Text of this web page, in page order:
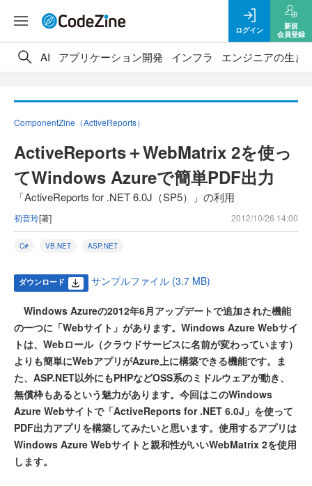
ログイン
新規
会員登録
AI アプリケーション開発 インフラ エンジニアの生き
ComponentZine（ActiveReports）
ActiveReports＋WebMatrix 2を使っ
てWindows Azureで簡単PDF出力
「ActiveReports for .NET 6.0J（SP5）」の利用
初音玲[著] 2012/10/26 14:00
C# VB.NET ASP.NET
ダウンロード サンプルファイル (3.7 MB)
Windows Azureの2012年6月アップデートで追加された機能
の一つに「Webサイト」があります。Windows Azure Webサイ
トは、Webロール（クラウドサービスに名前が変わっています）
よりも簡単にWebアプリがAzure上に構築できる機能です。ま
た、ASP.NET以外にもPHPなどOSS系のミドルウェアが動き、
無償枠もあるという魅力があります。今回はこのWindows
Azure Webサイトで「ActiveReports for .NET 6.0J」を使って
PDF出力アプリを構築してみたいと思います。使用するアプリは
Windows Azure Webサイトと親和性がいいWebMatrix 2を使用
します。